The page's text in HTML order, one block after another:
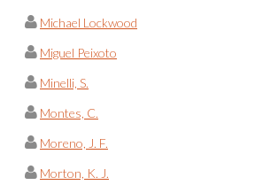
Michael Lockwood
Miguel Peixoto
Minelli, S.
Montes, C.
Moreno, J. F.
Morton, K. J.